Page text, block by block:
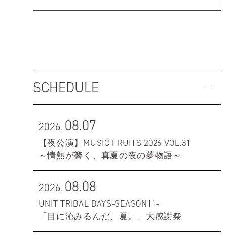
SCHEDULE
2026.08.07
【夜公演】MUSIC FRUITS 2026 VOL.31
～情熱が響く、真夏の夜の夢物語～
2026.08.08
UNIT TRIBAL DAYS-SEASON11-
「目に沁みるんだ、夏。」大感謝祭